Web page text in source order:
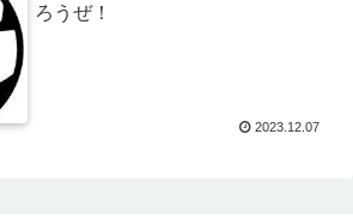
ろうぜ！
2023.12.07